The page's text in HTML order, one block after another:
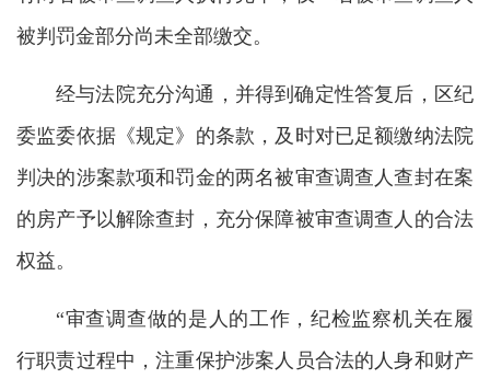
被判罚金部分尚未全部缴交。
经与法院充分沟通，并得到确定性答复后，区纪
委监委依据《规定》的条款，及时对已足额缴纳法院
判决的涉案款项和罚金的两名被审查调查人查封在案
的房产予以解除查封，充分保障被审查调查人的合法
权益。
“审查调查做的是人的工作，纪检监察机关在履
行职责过程中，注重保护涉案人员合法的人身和财产